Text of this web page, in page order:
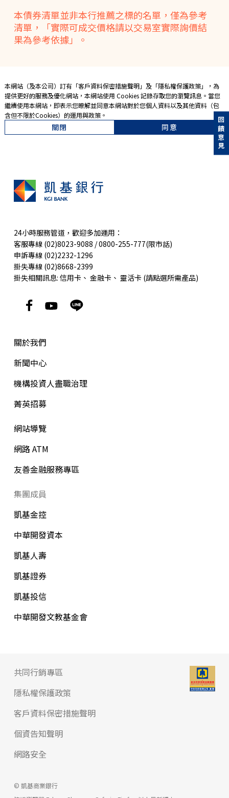
服務據點
本債券清單並非本行推薦之標的名單，僅為參考
清單，「實際可成交價格請以交易室實際詢價結
果為參考依據」。
本網站（及本公司）訂有「客戶資料保密措施聲明」及「隱私權保護政策」，為
提供更好的服務及優化網站，本網站使用 Cookies 記錄存取您的瀏覽訊息。當您
繼續使用本網站，即表示您暸解並同意本網站對於您個人資料以及其他資料（包
含但不限於Cookies）的運用與政策。
關閉 同意
24小時服務管道，歡迎多加運用：
客服專線 (02)8023-9088 / 0800-255-777(限市話)
申訴專線 (02)2232-1296
掛失專線 (02)8668-2399
掛失相關訊息: 信用卡、 金融卡、 靈活卡(請點選所需產品)
關於我們
新聞中心
機構投資人盡職治理
菁英招募
網站導覽
網路 ATM
友善金融服務專區
集團成員
凱基金控
中華開發資本
凱基人壽
凱基證券
凱基投信
中華開發文教基金會
共同行銷專區
隱私權保護政策
客戶資料保密措施聲明
個資告知聲明
網路安全
© 凱基商業銀行
回饋意見